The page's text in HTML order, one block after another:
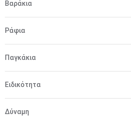
Βαράκια
Ράφια
Παγκάκια
Ειδικότητα
Δύναμη